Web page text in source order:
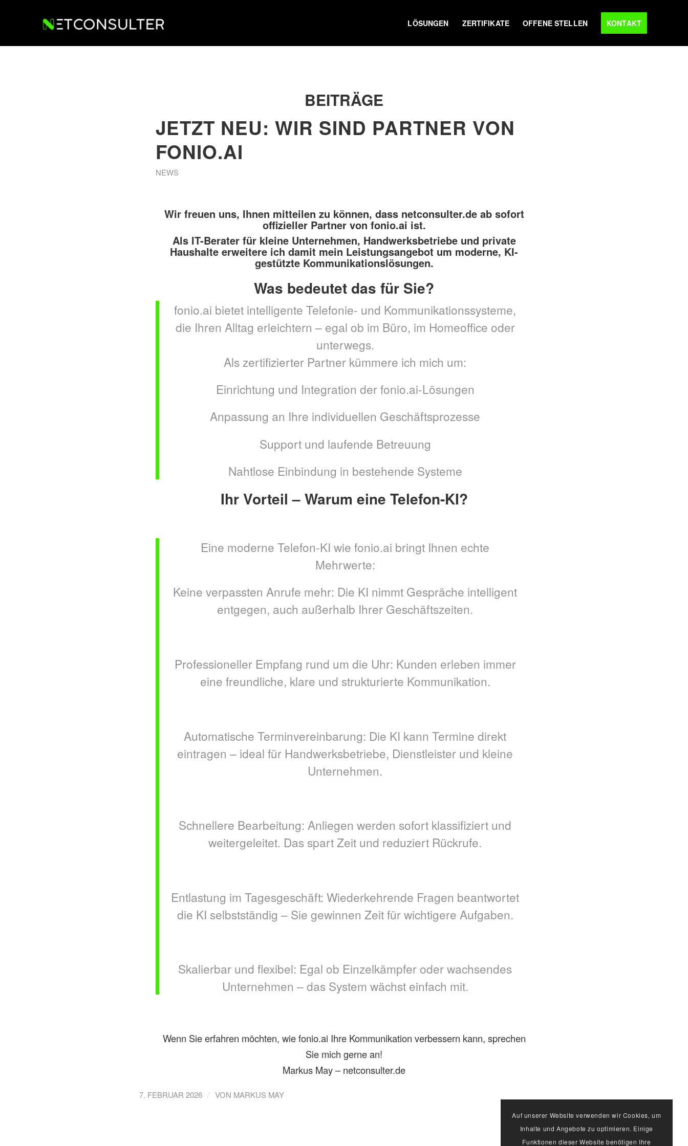
LÖSUNGEN ZERTIFIKATE OFFENE STELLEN KONTAKT
BEITRÄGE
JETZT NEU: WIR SIND PARTNER VON
FONIO.AI
NEWS
Wir freuen uns, Ihnen mitteilen zu können, dass netconsulter.de ab sofort
offizieller Partner von fonio.ai ist.
Als IT-Berater für kleine Unternehmen, Handwerksbetriebe und private
Haushalte erweitere ich damit mein Leistungsangebot um moderne, KI-
gestützte Kommunikationslösungen.
Was bedeutet das für Sie?
fonio.ai bietet intelligente Telefonie- und Kommunikationssysteme,
die Ihren Alltag erleichtern – egal ob im Büro, im Homeoffice oder
unterwegs.
Als zertifizierter Partner kümmere ich mich um:
Einrichtung und Integration der fonio.ai-Lösungen
Anpassung an Ihre individuellen Geschäftsprozesse
Support und laufende Betreuung
Nahtlose Einbindung in bestehende Systeme
Ihr Vorteil – Warum eine Telefon-KI?
Eine moderne Telefon-KI wie fonio.ai bringt Ihnen echte
Mehrwerte:
Keine verpassten Anrufe mehr: Die KI nimmt Gespräche intelligent
entgegen, auch außerhalb Ihrer Geschäftszeiten.
Professioneller Empfang rund um die Uhr: Kunden erleben immer
eine freundliche, klare und strukturierte Kommunikation.
Automatische Terminvereinbarung: Die KI kann Termine direkt
eintragen – ideal für Handwerksbetriebe, Dienstleister und kleine
Unternehmen.
Schnellere Bearbeitung: Anliegen werden sofort klassifiziert und
weitergeleitet. Das spart Zeit und reduziert Rückrufe.
Entlastung im Tagesgeschäft: Wiederkehrende Fragen beantwortet
die KI selbstständig – Sie gewinnen Zeit für wichtigere Aufgaben.
Skalierbar und flexibel: Egal ob Einzelkämpfer oder wachsendes
Unternehmen – das System wächst einfach mit.
Wenn Sie erfahren möchten, wie fonio.ai Ihre Kommunikation verbessern kann, sprechen
Sie mich gerne an!
Markus May – netconsulter.de
7. FEBRUAR 2026 / VON MARKUS MAY
Auf unserer Website verwenden wir Cookies, um
Inhalte und Angebote zu optimieren. Einige
Funktionen dieser Website benötigen Ihre